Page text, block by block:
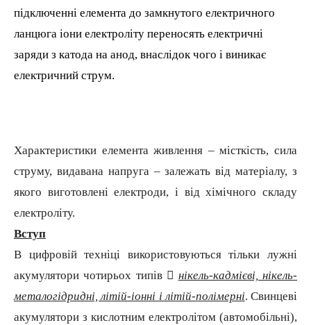
підключенні елемента до замкнутого електричного
ланцюга іони електроліту переносять електричні
заряди з катода на анод, внаслідок чого і виникає
електричний струм.
Характеристики елемента живлення – місткість, сила
струму, видавана напруга – залежать від матеріалу, з
якого виготовлені електроди, і від хімічного складу
електроліту.
Вступ
В цифровій техніці використовуються тільки лужні
акумулятори чотирьох типів  нікель-кадмієві, нікель-
металогідридні, літій-іонні і літій-полімерні. Свинцеві
акумулятори з кислотним електролітом (автомобільні),